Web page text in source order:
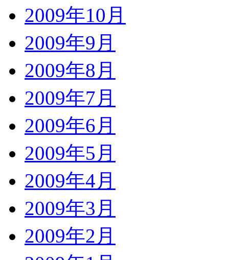
2009年10月
2009年9月
2009年8月
2009年7月
2009年6月
2009年5月
2009年4月
2009年3月
2009年2月